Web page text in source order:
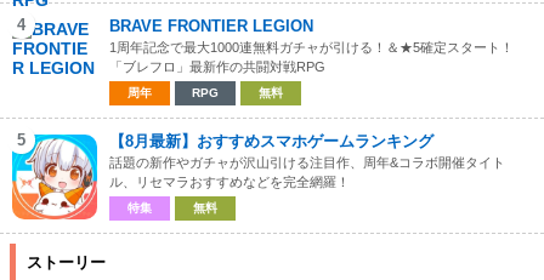
4 BRAVE FRONTIER LEGION
1周年記念で最大1000連無料ガチャが引ける！＆★5確定スタート！
「ブレフロ」最新作の共闘対戦RPG
周年 RPG 無料
5 【8月最新】おすすめスマホゲームランキング
話題の新作やガチャが沢山引ける注目作、周年&コラボ開催タイト
ル、リセマラおすすめなどを完全網羅！
特集 無料
ストーリー